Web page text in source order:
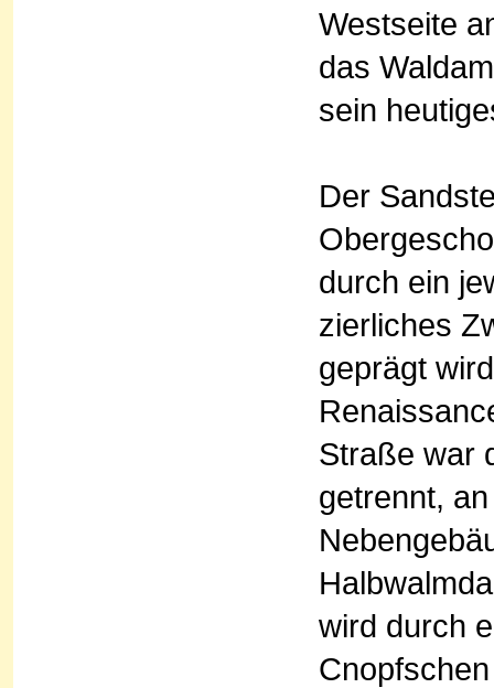
Westseite
das
sein
Der
durch ein
zierliches
geprägt
Straße war
getrennt,
wird durch